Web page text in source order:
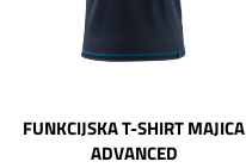
FUNKCIJSKA T-SHIRT MAJICA
ADVANCED